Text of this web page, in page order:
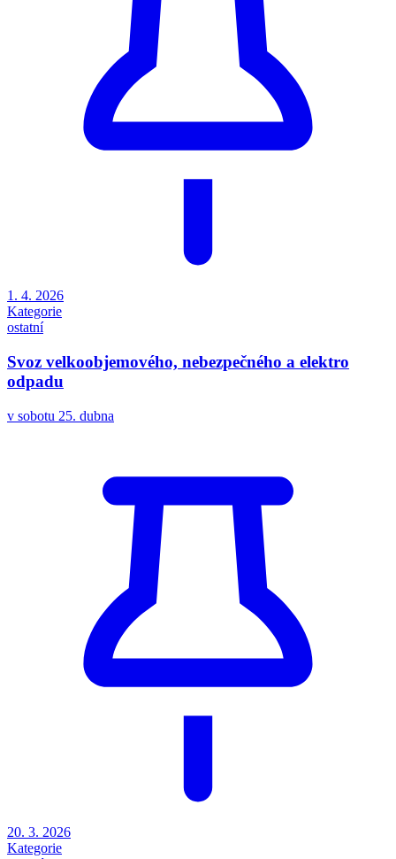
1. 4. 2026
Kategorie
ostatní
Svoz velkoobjemového, nebezpečného a elektro
odpadu
v sobotu 25. dubna
20. 3. 2026
Kategorie